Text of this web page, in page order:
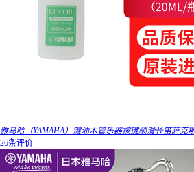
雅马哈（YAMAHA）键油木管乐器按键顺滑长笛萨克
26条评价